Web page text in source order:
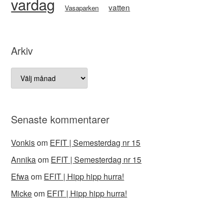
Vasaparken vatten
Arkiv
Arkiv
Senaste kommentarer
Vonkisom EFIT | Semesterdag nr 15
Annikaom EFIT | Semesterdag nr 15
Efwaom EFIT | Hipp hipp hurra!
Mickeom EFIT | Hipp hipp hurra!